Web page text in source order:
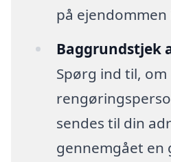
på ejendommen
Baggrundstjek
Spørg ind til, om
sendes til din
gennemgået en